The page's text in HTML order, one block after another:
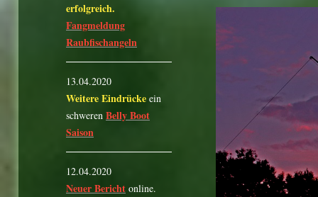
erfolgreich.
Fangmeldung
Raubfischangeln
13.04.2020
Weitere Eindrücke ein
schweren Belly Boot
Saison
12.04.2020
Neuer Bericht online.